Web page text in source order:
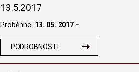
13.5.2017
Proběhne: 13. 05. 2017 –
PODROBNOSTI